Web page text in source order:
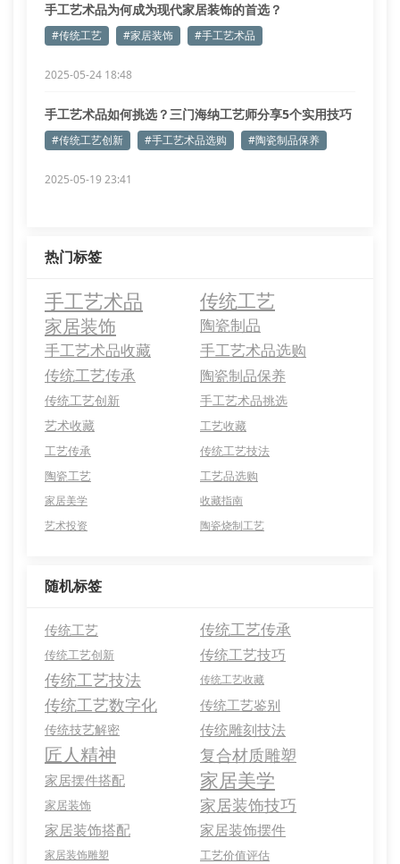
手工艺术品为何成为现代家居装饰的首选？
#传统工艺 #家居装饰 #手工艺术品
2025-05-24 18:48
手工艺术品如何挑选？三门海纳工艺师分享5个实用技巧
#传统工艺创新 #手工艺术品选购 #陶瓷制品保养
2025-05-19 23:41
热门标签
手工艺术品 传统工艺
家居装饰
陶瓷制品
手工艺术品收藏
手工艺术品选购
传统工艺传承
陶瓷制品保养
传统工艺创新
手工艺术品挑选
艺术收藏
工艺收藏
工艺传承
传统工艺技法
陶瓷工艺
工艺品选购
家居美学
收藏指南
艺术投资
陶瓷烧制工艺
随机标签
传统工艺 传统工艺传承
传统工艺创新 传统工艺技巧
传统工艺技法 传统工艺收藏
传统工艺数字化 传统工艺鉴别
传统技艺解密 传统雕刻技法
匠人精神 复合材质雕塑
家居摆件搭配 家居美学
家居装饰 家居装饰技巧
家居装饰搭配 家居装饰摆件
家居装饰雕塑 工艺价值评估